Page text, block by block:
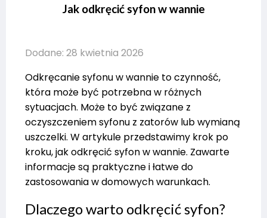
Jak odkręcić syfon w wannie
Dodane: 28 kwietnia 2026
Odkręcanie syfonu w wannie to czynność,
która może być potrzebna w różnych
sytuacjach. Może to być związane z
oczyszczeniem syfonu z zatorów lub wymianą
uszczelki. W artykule przedstawimy krok po
kroku, jak odkręcić syfon w wannie. Zawarte
informacje są praktyczne i łatwe do
zastosowania w domowych warunkach.
Dlaczego warto odkręcić syfon?